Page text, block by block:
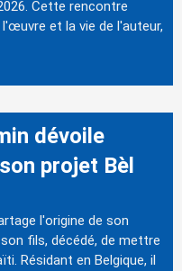
Cette rencontre
et la vie de l'auteur,
dévoile
projet Bèl
l'origine de son
fils, décédé, de mettre
Résidant en Belgique, il